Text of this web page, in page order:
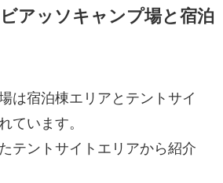
アッソキャンプ場と宿泊
は宿泊棟エリア と テントサイ
ています。
テントサイトエリアから紹介